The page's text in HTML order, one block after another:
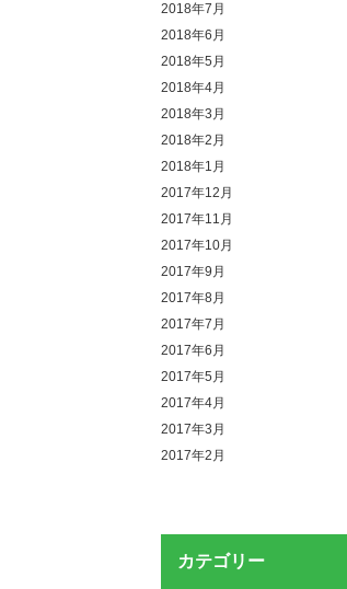
2018年7月
2018年6月
2018年5月
2018年4月
2018年3月
2018年2月
2018年1月
2017年12月
2017年11月
2017年10月
2017年9月
2017年8月
2017年7月
2017年6月
2017年5月
2017年4月
2017年3月
2017年2月
カテゴリー